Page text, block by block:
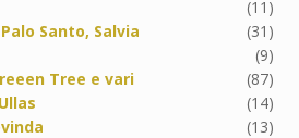
(11)
Santo, Salvia
(31)
(9)
Tree e vari
(87)
(14)
(13)